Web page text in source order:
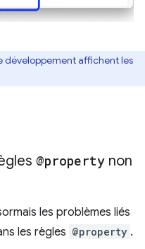
développement affichent les
@property non
les problèmes liés
les règles @property .